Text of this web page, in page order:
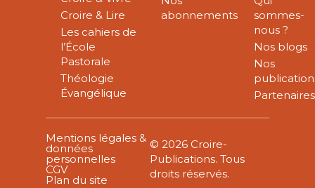
Croire & Lire
Les cahiers de
l’École
Pastorale
Théologie
Évangélique
abonnements
sommes-
nous ?
Nos blogs
Nos
Partenaires
Mentions légales &
données
personnelles
CGV
Plan du site
© 2026 Croire-
Publications. Tous
droits réservés.